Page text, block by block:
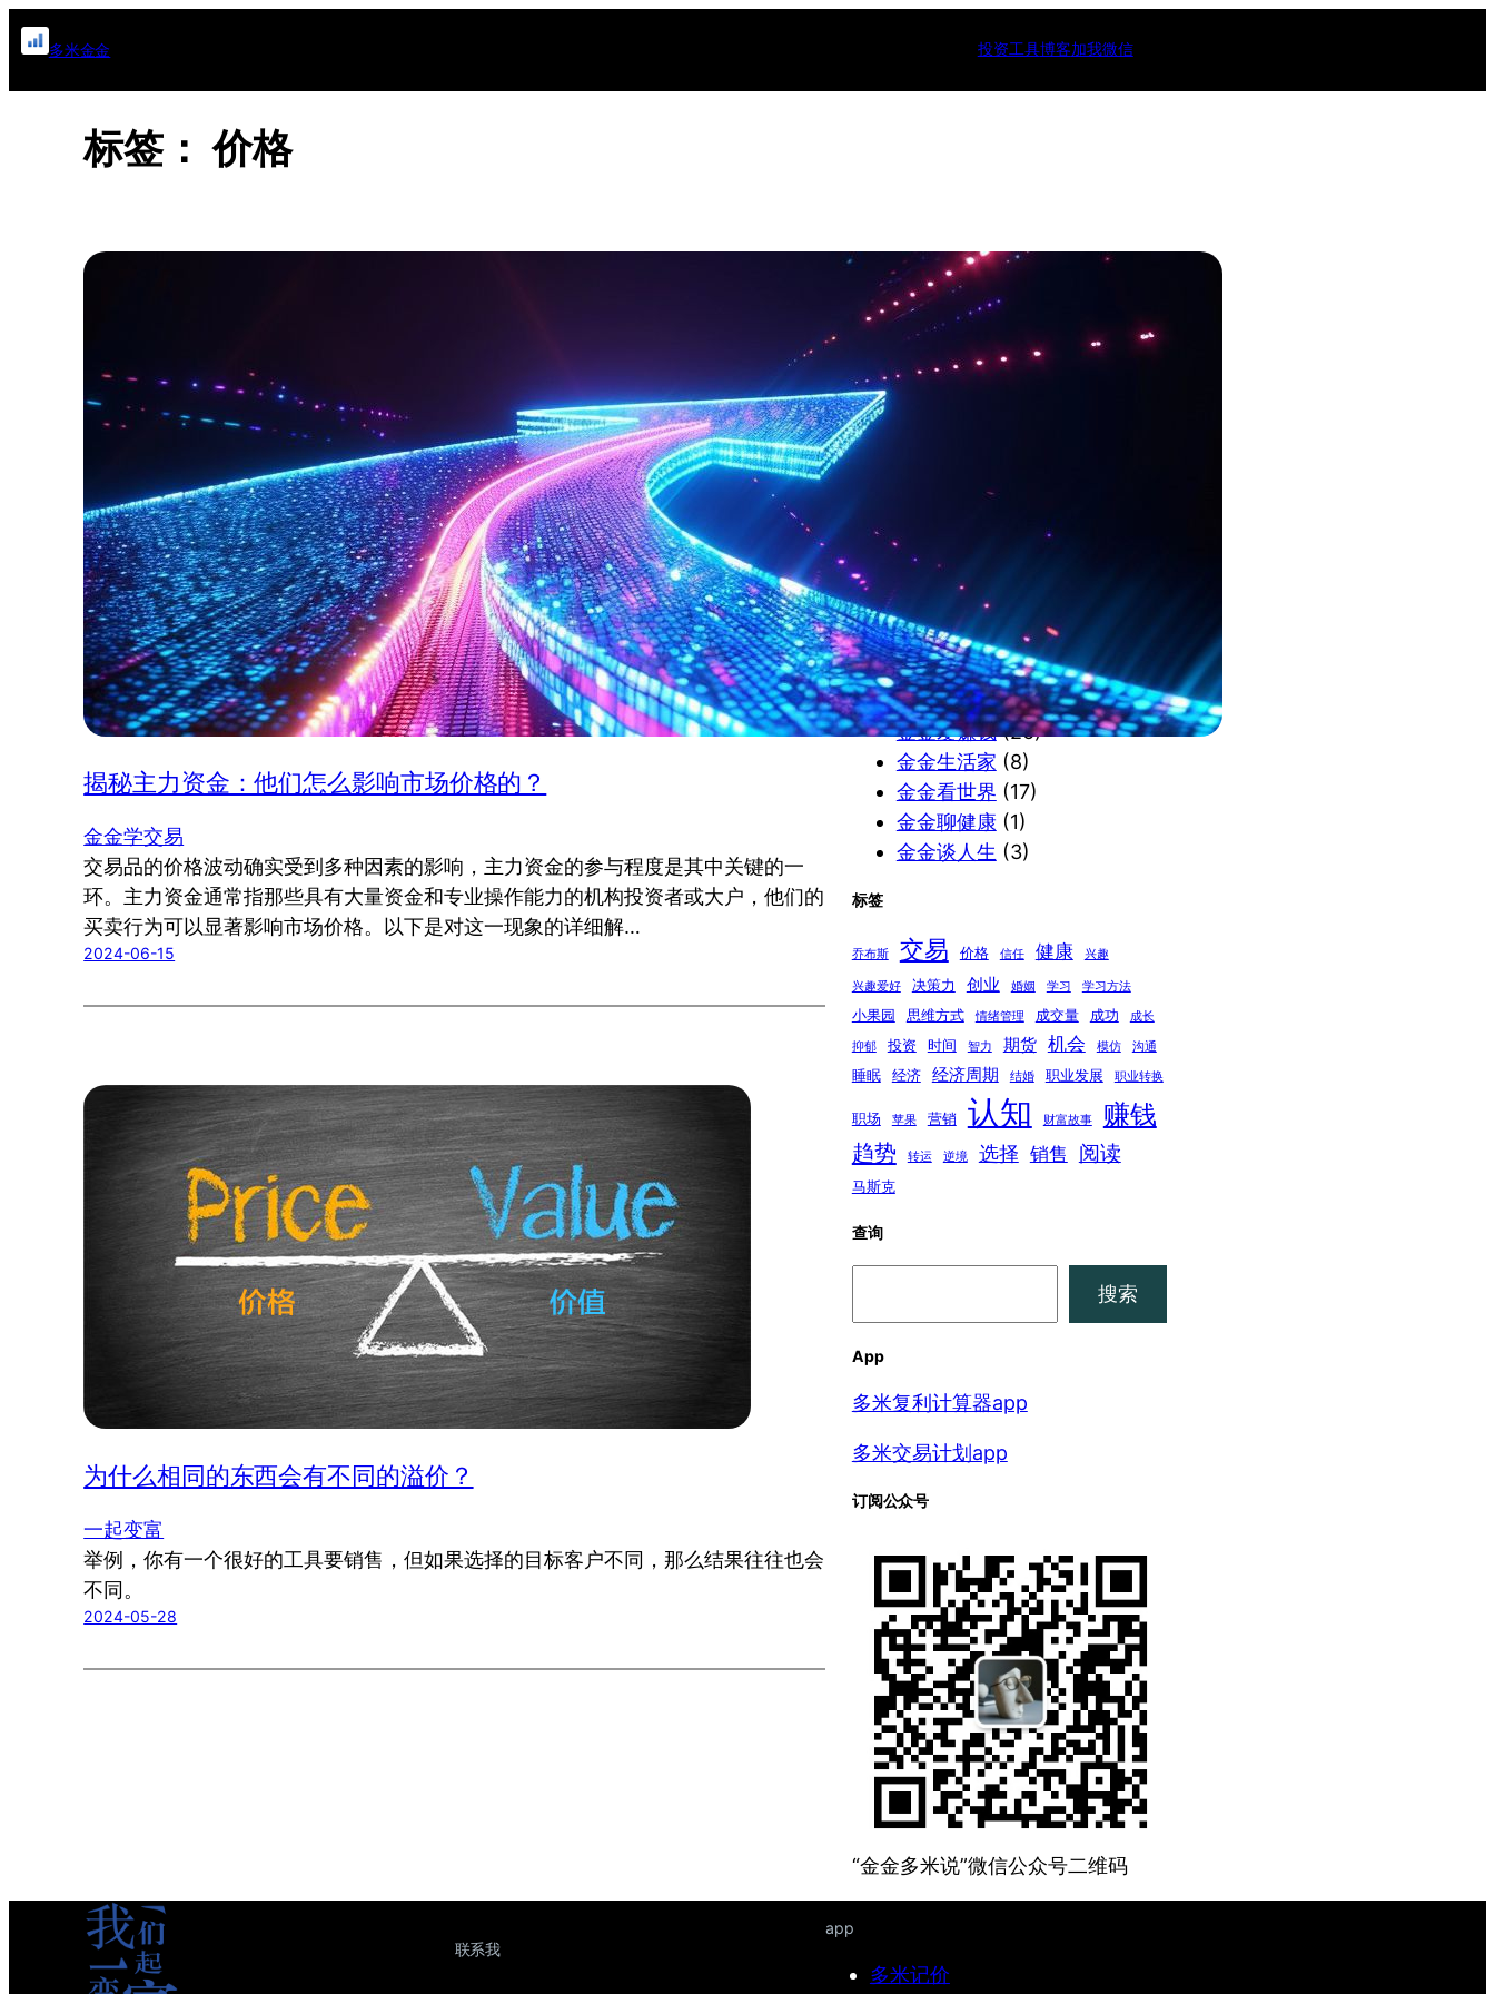
跳
至
多米金金 投资工具博客加我微信
标签：价格
揭秘主力资金：他们怎么影响市场价格的？
金金学交易
交易品的价格波动确实受到多种因素的影响，主力资金的参与程度是其中关键的一
环。主力资金通常指那些具有大量资金和专业操作能力的机构投资者或大户，他们的
买卖行为可以显著影响市场价格。以下是对这一现象的详细解…
2024-06-15
为什么相同的东西会有不同的溢价？
一起变富
举例，你有一个很好的工具要销售，但如果选择的目标客户不同，那么结果往往也会
不同。
2024-05-28
分类
一起变富(10)
个人成长
(46)
人工智能(AI)(3)
(15)
未分类
结构失真
职场
赚钱帮手(6)
金金学交易(40)
金金小记(1)
金金爱赚钱(26)
金金生活家 (8)
金金看世界 (17)
金金聊健康(1)
金金谈人生 (3)
标签
乔布斯 交易 价格 信任 健康 兴趣
兴趣爱好 决策力 创业 婚姻 学习 学习方法
小果园 思维方式 情绪管理 成交量 成功 成长
抑郁 投资 时间 智力 期货 机会 模仿 沟通
睡眠 经济 经济周期 结婚 职业发展 职业转换
职场 苹果 营销 认知 财富故事 赚钱
趋势 转运 逆境 选择 销售 阅读
马斯克
查询
搜索
App
多米复利计算器app
多米交易计划app
订阅公众号
“金金多米说”微信公众号二维码
联系我
app
多米记价